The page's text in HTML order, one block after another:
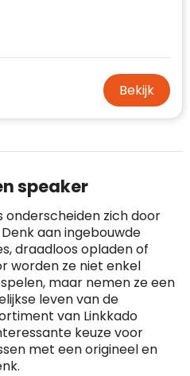
Bekijk
speaker
zich door
aan ingebouwde
draadloos opladen of
worden ze niet enkel
maar nemen ze een
leven van de
van Linkkado
keuze voor
met een origineel en